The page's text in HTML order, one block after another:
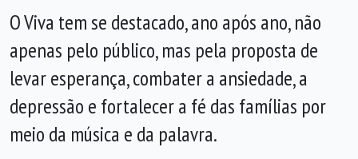
O Viva tem se destacado, ano após ano, não
apenas pelo público, mas pela proposta de
levar esperança, combater a ansiedade, a
depressão e fortalecer a fé das famílias por
meio da música e da palavra.